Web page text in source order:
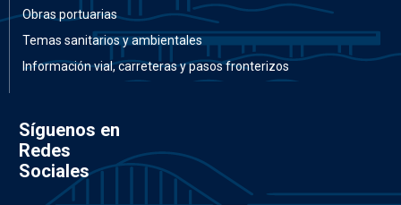
Obras portuarias
Temas sanitarios y ambientales
Información vial, carreteras y pasos fronterizos
Síguenos en
Redes
Sociales